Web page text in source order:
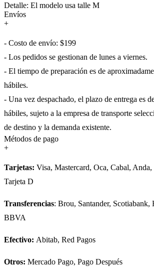
Detalle: El modelo usa talle M
Envíos
+
- Costo de envío: $199
- Los pedidos se gestionan de lunes a viernes.
- El tiempo de preparación es de
hábiles.
- Una vez despachado, el plazo de entrega es
hábiles, sujeto a la empresa de transporte
de destino y la demanda existente.
Métodos de pago
+
Tarjetas: Visa, Mastercard, Oca, Cabal, Anda,
Tarjeta D
Transferencias: Brou, Santander, Scotiabank,
BBVA
Efectivo: Abitab, Red Pagos
Otros: Mercado Pago, Pago Después